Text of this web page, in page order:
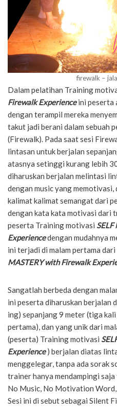
firewalk –
Dalam pelatihan Training
Firewalk Experienceini peserta
dengan terampil mereka
takut jadi berani dalam sebuah
(Firewalk). Pada saat sesi
lintasan untuk berjalan
atasnya setinggi kurang lebih
diharuskan berjalan melintasi
dengan music yang
kalimat kalimat semangat dari
dengan kata kata motivasi dari
peserta Training motivasi
Experiencedengan mudahnya
ini terjadi di malam pertama
MASTERY with Firewalk
Sangatlah berbeda dengan
ini peserta diharuskan berjalan
ing) sepanjang 9 meter (tiga
pertama), dan yang unik dari
(peserta) Training motivasi
Experience) berjalan diatas
menggelegar, tanpa ada sorak
trainer hanya mendampingi
No Music, No Motivation Word,
Sesi ini di sebut sebagai Silent